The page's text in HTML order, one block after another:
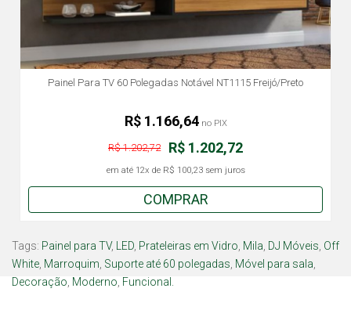
Painel Para TV 60 Polegadas Notável NT1115 Freijó/Preto
R$ 1.202,72
R$ 1.202,72
em até 12x de R$ 100,23sem juros
R$ 1.166,64no PIX
COMPRAR
Tags: Painel para TV, LED Prateleiras em Vidro Mila DJ Móveis Off
White Marroquim Suporte até 60 polegadas Móvel para sala
Decoração Moderno Funcional.